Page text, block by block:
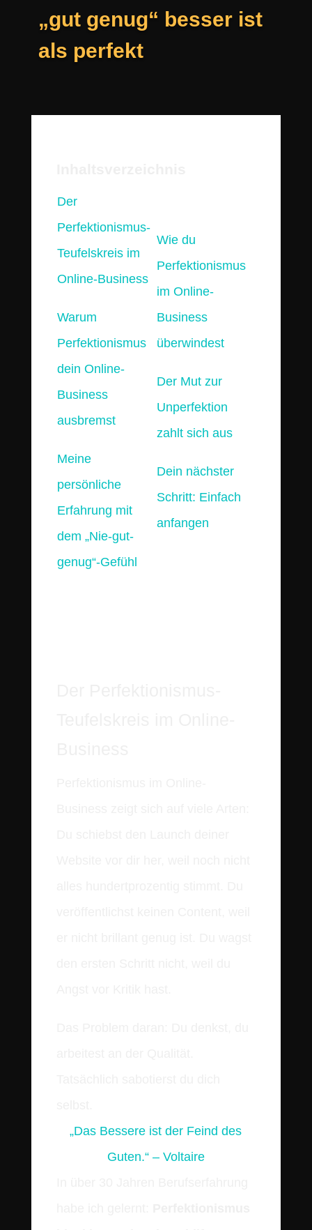
„gut genug“ besser ist
als perfekt
Der
Perfektionismus-
Teufelskreis im
Online-Business
Warum
Perfektionismus
dein Online-
Business
ausbremst
Meine
persönliche
Erfahrung mit
dem „Nie-gut-
genug“-Gefühl
Wie du
Perfektionismus
im Online-
Business
überwindest
Der Mut zur
Unperfektion
zahlt sich aus
Dein nächster
Schritt: Einfach
anfangen
„Das Bessere ist der Feind des
Guten.“ – Voltaire